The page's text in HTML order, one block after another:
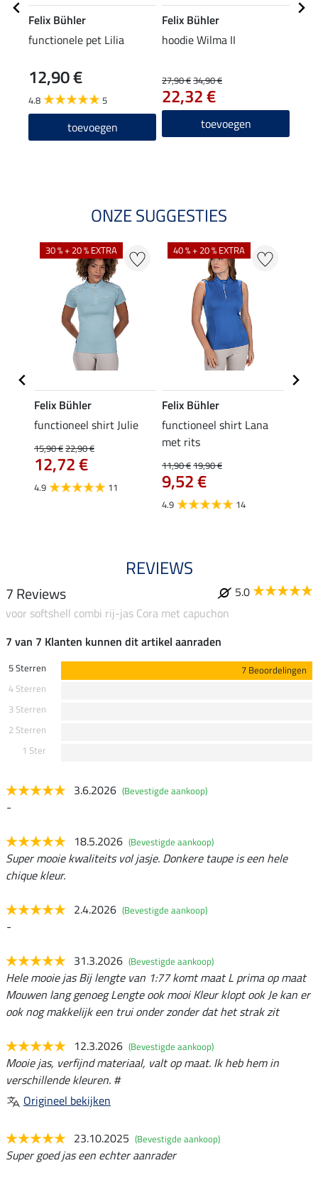
Felix Bühler
functionele pet Lilia
12,90 €
4.8 5
toevoegen
Felix Bühler
hoodie Wilma II
27,90 €34,90 €
22,32 €
toevoegen
ONZE SUGGESTIES
30 % + 20 % EXTRA
Felix Bühler
functioneel shirt Julie
15,90 €22,90 €
12,72 €
4.9 11
40 % + 20 % EXTRA
Felix Bühler
functioneel shirt Lana
met rits
11,90 €19,90 €
9,52 €
4.9 14
REVIEWS
7 Reviews
5.0
voor softshell combi rij-jas Cora met capuchon
7 van 7 Klanten kunnen dit artikel aanraden
5 Sterren
7 Beoordelingen
4 Sterren
3 Sterren
2 Sterren
1 Ster
3.6.2026 (Bevestigde aankoop)
-
18.5.2026 (Bevestigde aankoop)
Super mooie kwaliteits vol jasje. Donkere taupe is een hele
chique kleur.
2.4.2026 (Bevestigde aankoop)
-
31.3.2026 (Bevestigde aankoop)
Hele mooie jas Bij lengte van 1:77 komt maat L prima op maat
Mouwen lang genoeg Lengte ook mooi Kleur klopt ook Je kan er
ook nog makkelijk een trui onder zonder dat het strak zit
12.3.2026 (Bevestigde aankoop)
Mooie jas, verfijnd materiaal, valt op maat. Ik heb hem in
verschillende kleuren. #
Origineel bekijken
23.10.2025 (Bevestigde aankoop)
Super goed jas een echter aanrader